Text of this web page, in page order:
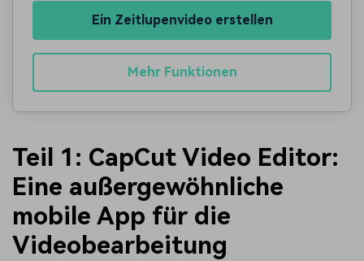
Ein Zeitlupenvideo erstellen
Mehr Funktionen
Teil 1: CapCut Video Editor:
Eine außergewöhnliche
mobile App für die
Videobearbeitung